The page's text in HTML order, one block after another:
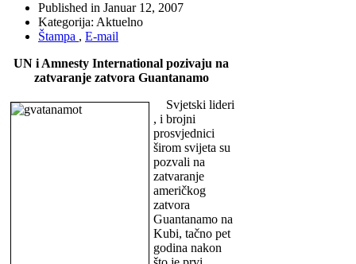
Published in Januar 12, 2007
Kategorija: Aktuelno
Štampa , E-mail
UN i Amnesty International pozivaju na
zatvaranje zatvora Guantanamo
Svjetski lideri
, i brojni
prosvjednici
širom svijeta su
pozvali na
zatvaranje
američkog
zatvora
Guantanamo na
Kubi, tačno pet
godina nakon